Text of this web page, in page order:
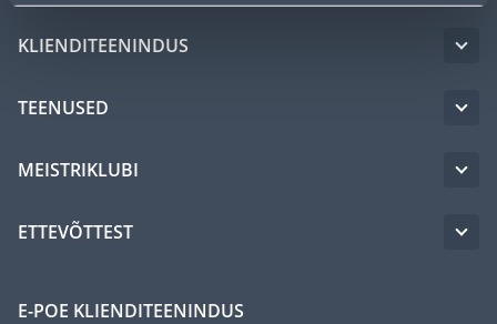
KLIENDITEENINDUS
TEENUSED
MEISTRIKLUBI
ETTEVÕTTEST
E-POE KLIENDITEENINDUS